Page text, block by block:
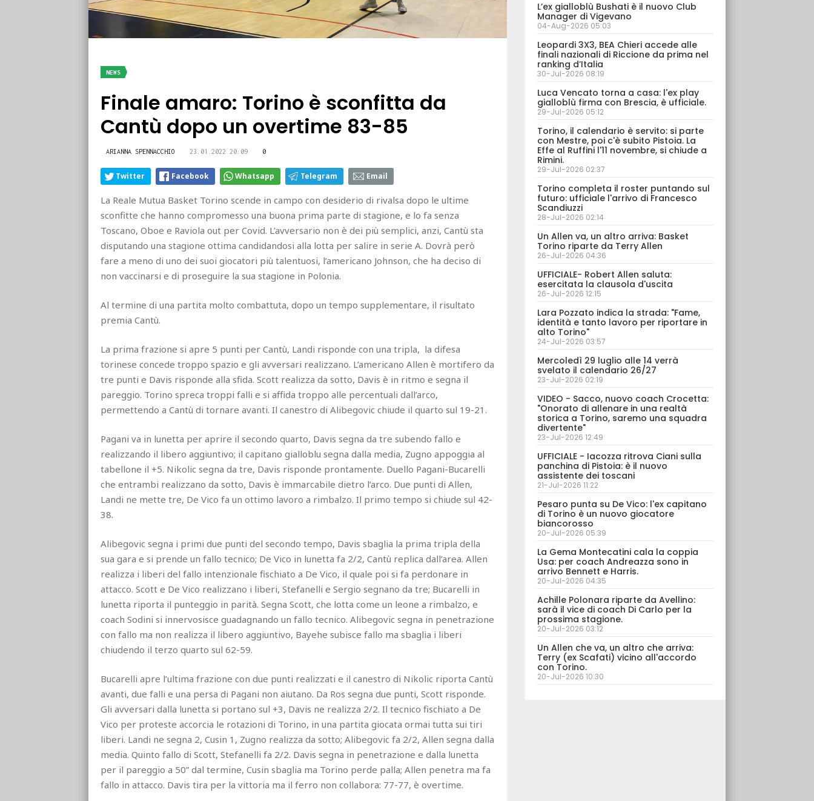
NEWS
Finale amaro: Torino è sconfitta da
Cantù dopo un overtime 83-85
ARIANNA SPENNACCHIO 23.01.2022 20:09 0
Twitter Facebook Whatsapp Telegram Email
La Reale Mutua Basket Torino scende in campo con desiderio di rivalsa dopo le ultime
sconfitte che hanno compromesso una buona prima parte di stagione, e lo fa senza
Toscano, Oboe e Raviola out per Covid. L’avversario non è dei più semplici, anzi, Cantù sta
disputando una stagione ottima candidandosi alla lotta per salire in serie A. Dovrà però
fare a meno di uno dei suoi giocatori più talentuosi, l’americano Johnson, che ha deciso di
non vaccinarsi e di proseguire la sua stagione in Polonia.
Al termine di una partita molto combattuta, dopo un tempo supplementare, il risultato
premia Cantù.
La prima frazione si apre 5 punti per Cantù, Landi risponde con una tripla, la difesa
torinese concede troppo spazio e gli avversari realizzano. L’americano Allen è mortifero da
tre punti e Davis risponde alla sfida. Scott realizza da sotto, Davis è in ritmo e segna il
pareggio. Torino spreca troppi falli e si affida troppo alle percentuali dall’arco,
permettendo a Cantù di tornare avanti. Il canestro di Alibegovic chiude il quarto sul 19-21.
Pagani va in lunetta per aprire il secondo quarto, Davis segna da tre subendo fallo e
realizzando il libero aggiuntivo; il capitano gialloblu segna dalla media, Zugno appoggia al
tabellone il +5. Nikolic segna da tre, Davis risponde prontamente. Duello Pagani-Bucarelli
che entrambi realizzano da sotto, Davis è immarcabile dietro l’arco. Due punti di Allen,
Landi ne mette tre, De Vico fa un ottimo lavoro a rimbalzo. Il primo tempo si chiude sul 42-
38.
Alibegovic segna i primi due punti del secondo tempo, Davis sbaglia la prima tripla della
sua gara e si prende un fallo tecnico; De Vico in lunetta fa 2/2, Cantù replica dall’area. Allen
realizza i liberi del fallo intenzionale fischiato a De Vico, il quale poi si fa perdonare in
attacco. Scott e De Vico realizzano i liberi, Stefanelli e Sergio segnano da tre; Bucarelli in
lunetta riporta il punteggio in parità. Segna Scott, che lotta come un leone a rimbalzo, e
coach Sodini si innervosisce guadagnando un fallo tecnico. Alibegovic segna in penetrazione
con fallo ma non realizza il libero aggiuntivo, Bayehe subisce fallo ma sbaglia i liberi
chiudendo il terzo quarto sul 62-59.
Bucarelli apre l’ultima frazione con due punti realizzati e il canestro di Nikolic riporta Cantù
avanti, due falli e una persa di Pagani non aiutano. Da Ros segna due punti, Scott risponde.
Gli avversari dalla lunetta si portano sul +3, Davis ne realizza 2/2. Il tecnico fischiato a De
Vico per proteste accorcia le rotazioni di Torino, in una partita giocata ormai tutta sui tiri
liberi. Landi ne segna 2, Cusin 1, Zugno realizza da sotto; Alibegovic fa 2/2, Allen segna dalla
media. Quinto fallo di Scott, Stefanelli fa 2/2. Davis segna in penetrazione e dalla lunetta
per il pareggio a 50” dal termine, Cusin sbaglia ma Torino perde palla; Allen penetra ma fa
fallo in attacco. Davis tira per la vittoria ma il ferro non collabora: 77-77, è overtime.
L’ex gialloblù Bushati è il nuovo Club
Manager di Vigevano
04-Aug-2026 05:03
Leopardi 3X3, BEA Chieri accede alle
finali nazionali di Riccione da prima nel
ranking d’Italia
30-Jul-2026 08:19
Luca Vencato torna a casa: l'ex play
gialloblù firma con Brescia, è ufficiale.
29-Jul-2026 05:12
Torino, il calendario è servito: si parte
con Mestre, poi c'è subito Pistoia. La
Effe al Ruffini l'11 novembre, si chiude a
Rimini.
29-Jul-2026 02:37
Torino completa il roster puntando sul
futuro: ufficiale l'arrivo di Francesco
Scandiuzzi
28-Jul-2026 02:14
Un Allen va, un altro arriva: Basket
Torino riparte da Terry Allen
26-Jul-2026 04:36
UFFICIALE- Robert Allen saluta:
esercitata la clausola d'uscita
26-Jul-2026 12:15
Lara Pozzato indica la strada: "Fame,
identità e tanto lavoro per riportare in
alto Torino"
24-Jul-2026 03:57
Mercoledì 29 luglio alle 14 verrà
svelato il calendario 26/27
23-Jul-2026 02:19
VIDEO - Sacco, nuovo coach Crocetta:
"Onorato di allenare in una realtà
storica a Torino, saremo una squadra
divertente"
23-Jul-2026 12:49
UFFICIALE - Iacozza ritrova Ciani sulla
panchina di Pistoia: è il nuovo
assistente dei toscani
21-Jul-2026 11:22
Pesaro punta su De Vico: l'ex capitano
di Torino è un nuovo giocatore
biancorosso
20-Jul-2026 05:39
La Gema Montecatini cala la coppia
Usa: per coach Andreazza sono in
arrivo Bennett e Harris.
20-Jul-2026 04:35
Achille Polonara riparte da Avellino:
sarà il vice di coach Di Carlo per la
prossima stagione.
20-Jul-2026 03:12
Un Allen che va, un altro che arriva:
Terry (ex Scafati) vicino all'accordo
con Torino.
20-Jul-2026 10:30